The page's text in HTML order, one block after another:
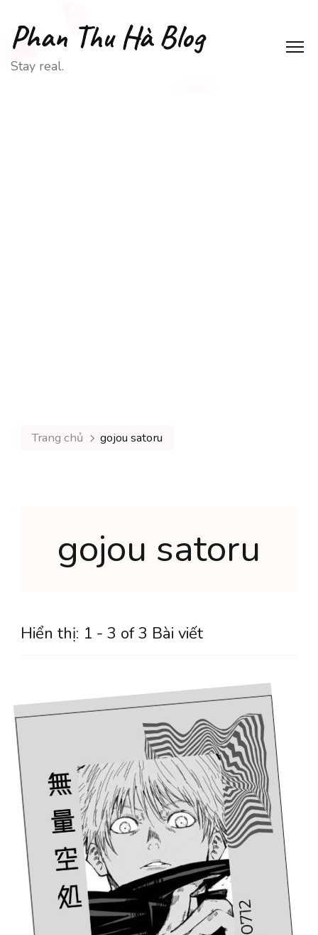
Phan Thu Hà Blog
Stay real.
Trang chủ gojou satoru
gojou satoru
Hiển thị: 1 - 3 of 3 Bài viết